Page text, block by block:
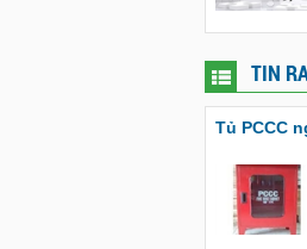
TIN
Tủ PCCC